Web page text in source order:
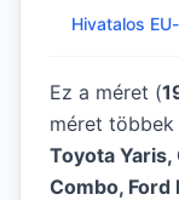
Hivatalos
Ez a méret (
méret
Toyota Yaris,
Combo, Ford